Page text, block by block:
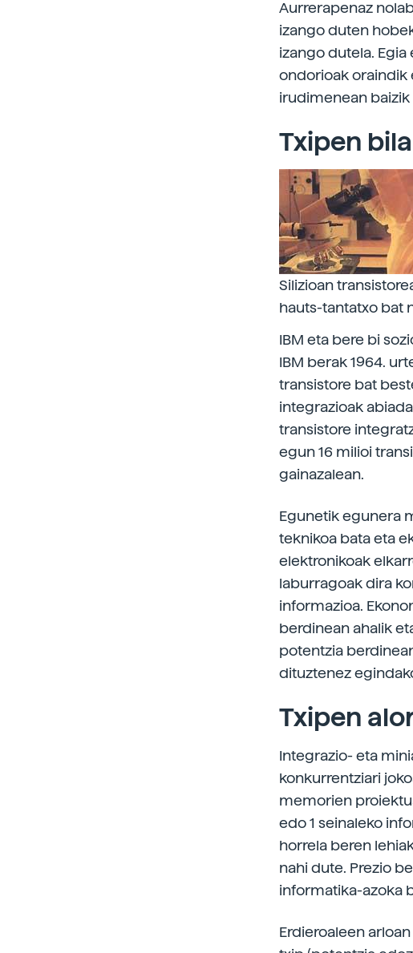
Aurrerapenaz
izango duten
izango dutela.
ondorioak oraindik
irudimenean baizik
Txipen
Silizioan
hauts-tantatxo bat
IBM eta bere bi
IBM berak 1964.
transistore bat
integrazioak
transistore
egun 16 milioi
gainazalean.
Egunetik egunera
teknikoa bata eta
elektronikoak
laburragoak dira
informazioa.
berdinean ahalik
potentzia
dituztenez
Txipen
Integrazio- eta
konkurrentziari
memorien
edo 1 seinaleko
horrela beren
nahi dute. Prezio
informatika-azoka
Erdieroaleen